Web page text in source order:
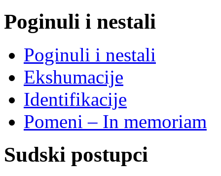
Poginuli i nestali
Poginuli i nestali
Ekshumacije
Identifikacije
Pomeni – In memoriam
Sudski postupci